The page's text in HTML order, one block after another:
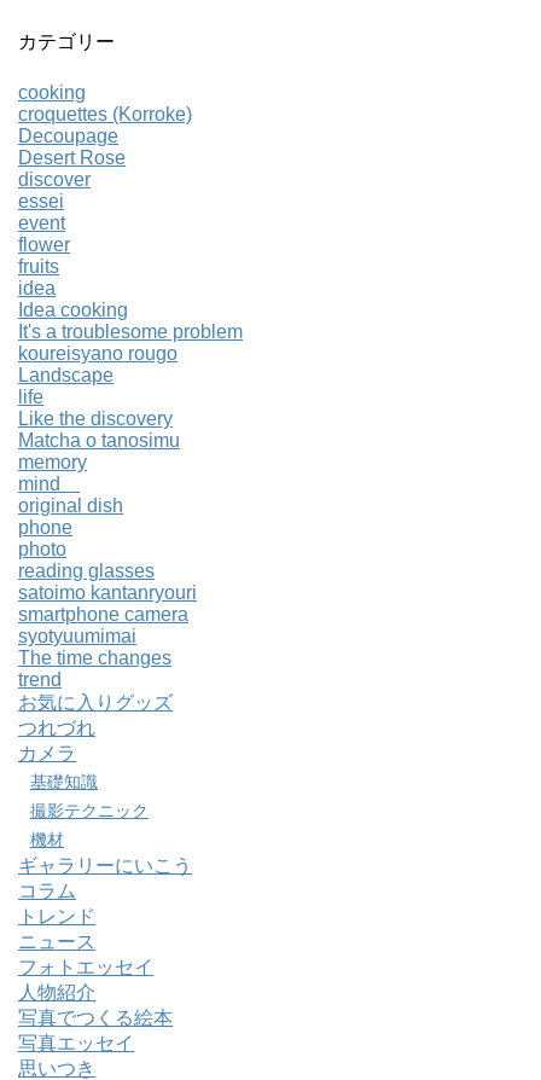
カテゴリー
cooking
croquettes (Korroke)
Decoupage
Desert Rose
discover
essei
event
flower
fruits
idea
Idea cooking
It's a troublesome problem
koureisyano rougo
Landscape
life
Like the discovery
Matcha o tanosimu
memory
mind
original dish
phone
photo
reading glasses
satoimo kantanryouri
smartphone camera
syotyuumimai
The time changes
trend
お気に入りグッズ
つれづれ
カメラ
基礎知識
撮影テクニック
機材
ギャラリーにいこう
コラム
トレンド
ニュース
フォトエッセイ
人物紹介
写真でつくる絵本
写真エッセイ
思いつき